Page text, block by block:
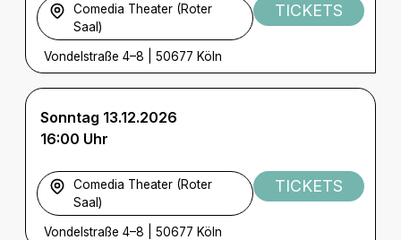
Comedia Theater (Roter
Saal)
Vondelstraße 4–8 50677 Köln
TICKETS
Sonntag 13.12.2026
16:00 Uhr
Comedia Theater (Roter
Saal)
Vondelstraße 4–8 50677 Köln
TICKETS